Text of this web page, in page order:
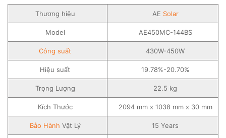
Thương hiệu AE Solar
Model AE450MC-144BS
Công suất 430W-450W
Hiệu suất 19.78%-20.70%
Trọng Lượng 22.5 kg
Kích Thước 2094 mm x 1038 mm x 30 mm
Bảo Hành Vật Lý 15 Years